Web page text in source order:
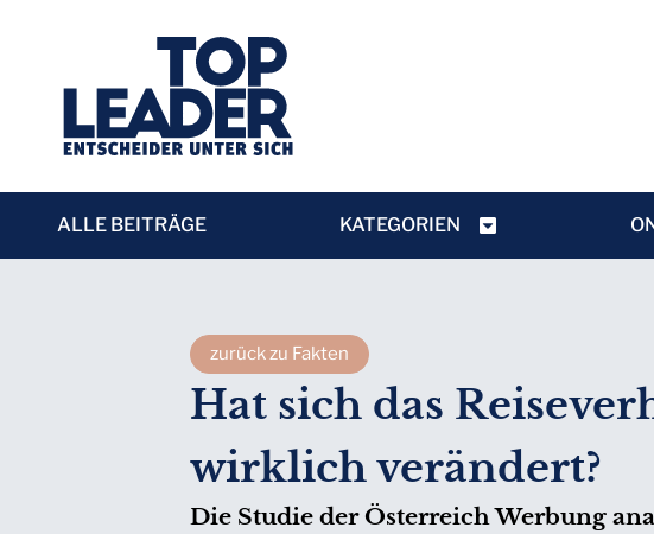
ALLE BEITRÄGE KATEGORIEN
zurück zu Fakten
Hat sich das
wirklich verändert?
Die Studie der Österreich Werbung